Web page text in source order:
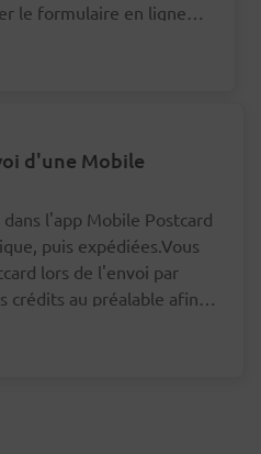
le formulaire en ligne
d'une Mobile
l'app Mobile Postcard
puis expédiées.Vous
lors de l'envoi par
crédits au préalable afin